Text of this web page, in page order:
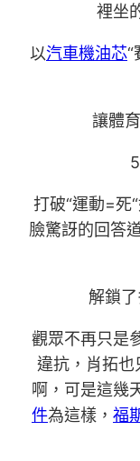
裡坐
以汽車機油芯“
讓體
打破“運動=死
臉驚訝的回答
解鎖
觀眾不再只是
違抗，肖拓也
啊，可是這幾
件為這樣， 福